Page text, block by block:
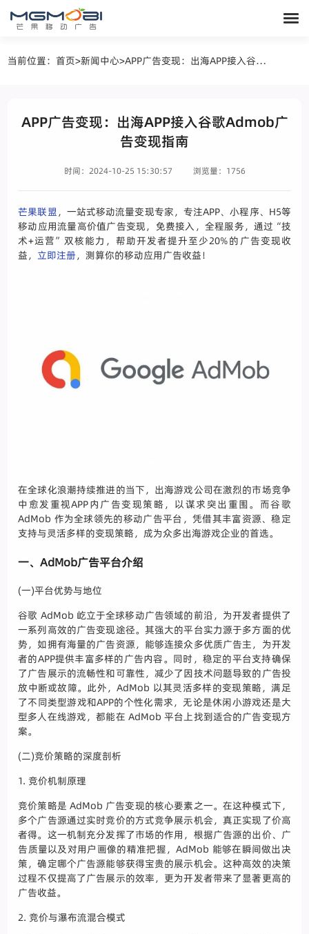
当前位置：首页>新闻中心> APP广告变现：出海APP接入谷歌Admob广告变现指南
APP广告变现：出海APP接入谷歌Admob广
告变现指南
时间：2024-10-25 15:30:57 浏览量：1756
芒果联盟，一站式移动流量变现专家，专注APP、小程序、H5等
移动应用流量高价值广告变现，免费接入，全程服务，通过“技
术+运营”双核能力，帮助开发者提升至少20%的广告变现收
益， 立即注册，测算你的移动应用广告收益！
在全球化浪潮持续推进的当下，出海游戏公司在激烈的市场竞争
中愈发重视APP内广告变现策略，以谋求突出重围。而谷歌
AdMob 作为全球领先的移动广告平台，凭借其丰富资源、稳定
支持与灵活多样的变现策略，成为众多出海游戏企业的首选。
一、AdMob广告平台介绍
(一)平台优势与地位
谷歌 AdMob 屹立于全球移动广告领域的前沿，为开发者提供了
一系列高效的广告变现途径。其强大的平台实力源于多方面的优
势，如拥有海量的广告资源，能够连接众多优质广告主，为开发
者的APP提供丰富多样的广告内容。同时，稳定的平台支持确保
了广告展示的流畅性和可靠性，减少了因技术问题导致的广告投
放中断或故障。此外，AdMob 以其灵活多样的变现策略，满足
了不同类型游戏和APP的个性化需求，无论是休闲小游戏还是大
型多人在线游戏，都能在 AdMob 平台上找到适合的广告变现方
案。
(二)竞价策略的深度剖析
1. 竞价机制原理
竞价策略是 AdMob 广告变现的核心要素之一。在这种模式下，
多个广告源通过实时竞价的方式竞争展示机会，真正实现了价高
者得。这一机制充分发挥了市场的作用，根据广告源的出价、广
告质量以及对用户画像的精准把握，AdMob 能够在瞬间做出决
策，确定哪个广告源能够获得宝贵的展示机会。这种高效的决策
过程不仅提高了广告展示的效率，更为开发者带来了显著更高的
广告收益。
2. 竞价与瀑布流混合模式